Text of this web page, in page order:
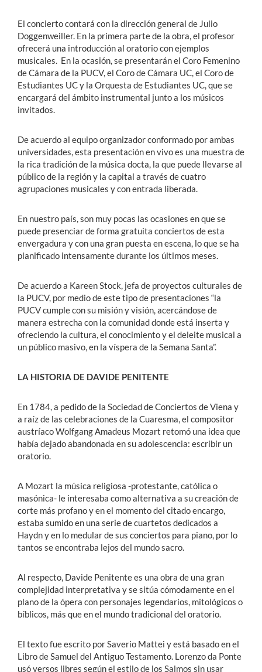
El concierto contará con la dirección general de Julio
Doggenweiller. En la primera parte de la obra, el profesor
ofrecerá una introducción al oratorio con ejemplos
musicales. En la ocasión, se presentarán el Coro Femenino
de Cámara de la PUCV, el Coro de Cámara UC, el Coro de
Estudiantes UC y la Orquesta de Estudiantes UC, que se
encargará del ámbito instrumental junto a los músicos
invitados.
De acuerdo al equipo organizador conformado por ambas
universidades, esta presentación en vivo es una muestra de
la rica tradición de la música docta, la que puede llevarse al
público de la región y la capital a través de cuatro
agrupaciones musicales y con entrada liberada.
En nuestro país, son muy pocas las ocasiones en que se
puede presenciar de forma gratuita conciertos de esta
envergadura y con una gran puesta en escena, lo que se ha
planificado intensamente durante los últimos meses.
De acuerdo a Kareen Stock, jefa de proyectos culturales de
la PUCV, por medio de este tipo de presentaciones “la
PUCV cumple con su misión y visión, acercándose de
manera estrecha con la comunidad donde está inserta y
ofreciendo la cultura, el conocimiento y el deleite musical a
un público masivo, en la víspera de la Semana Santa”.
LA HISTORIA DE DAVIDE PENITENTE
En 1784, a pedido de la Sociedad de Conciertos de Viena y
a raíz de las celebraciones de la Cuaresma, el compositor
austríaco Wolfgang Amadeus Mozart retomó una idea que
había dejado abandonada en su adolescencia: escribir un
oratorio.
A Mozart la música religiosa -protestante, católica o
masónica- le interesaba como alternativa a su creación de
corte más profano y en el momento del citado encargo,
estaba sumido en una serie de cuartetos dedicados a
Haydn y en lo medular de sus conciertos para piano, por lo
tantos se encontraba lejos del mundo sacro.
Al respecto, Davide Penitente es una obra de una gran
complejidad interpretativa y se sitúa cómodamente en el
plano de la ópera con personajes legendarios, mitológicos o
bíblicos, más que en el mundo tradicional del oratorio.
El texto fue escrito por Saverio Mattei y está basado en el
Libro de Samuel del Antiguo Testamento. Lorenzo da Ponte
usó versos libres según el estilo de los Salmos sin usar